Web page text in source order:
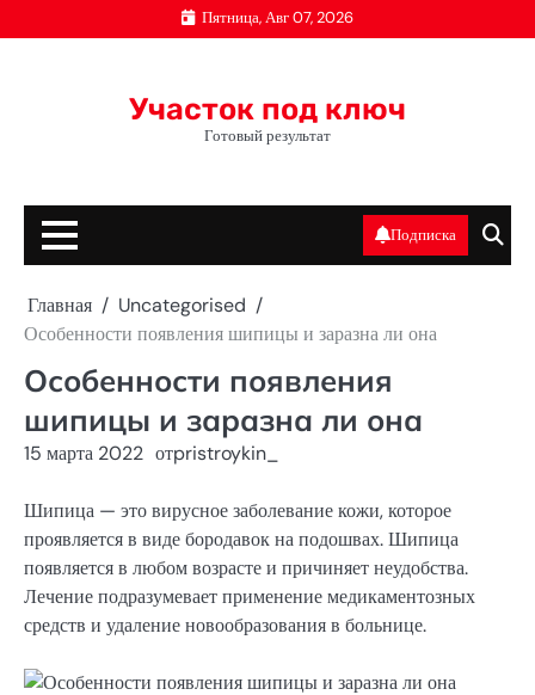
к
Пятница, Авг 07, 2026
Участок под ключ
Готовый результат
Подписка
Главная
Uncategorised
Особенности появления шипицы и заразна ли она
Особенности появления
шипицы и заразна ли она
15 марта 2022 отpristroykin_
Шипица — это вирусное заболевание кожи, которое
проявляется в виде бородавок на подошвах. Шипица
появляется в любом возрасте и причиняет неудобства.
Лечение подразумевает применение медикаментозных
средств и удаление новообразования в больнице.